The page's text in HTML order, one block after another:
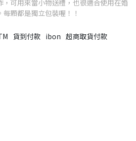
可用來當小物送禮，也很適合使用在婚
顆都是獨立包裝喔！！
貨到付款 ibon 超商取貨付款